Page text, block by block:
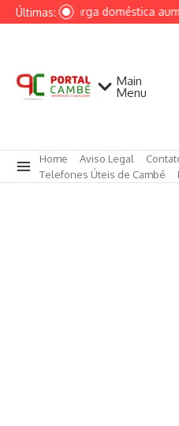
Ir para o conteúdo
Últimas:
Sobrecarga doméstica
Main
Menu
Home Aviso Legal
Telefones Úteis de Cambé